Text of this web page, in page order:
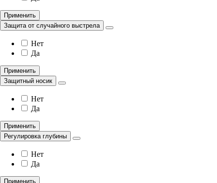
Применить
Защита от случайного выстрела
Нет
Да
Применить
Защитный носик
Нет
Да
Применить
Регулировка глубины
Нет
Да
Применить